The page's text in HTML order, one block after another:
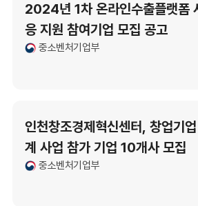
2024년 1차 온라인수출플랫폼
응 지원 참여기업 모집 공고
중소벤처기업부
인천창조경제혁신센터, 창업기
계 사업 참가 기업 10개사 모집
중소벤처기업부